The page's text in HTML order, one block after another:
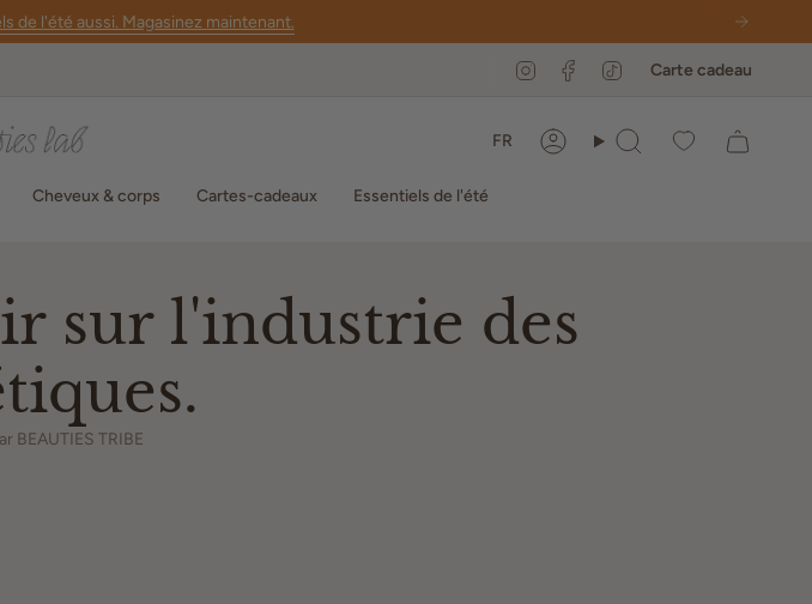
de l'été aussi. Magasinez maintenant.
InstagramFacebook
TikTok
Carte cadeau
Langue
FR CompteRecherche
Cheveux & corps Cartes-cadeaux Essentiels de l'été
sur l'industrie des
BEAUTIES TRIBE